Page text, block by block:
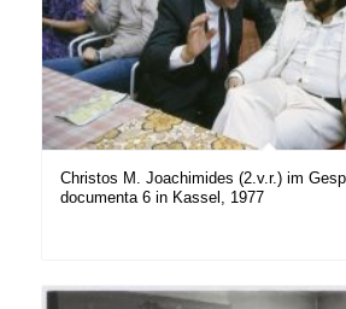
Christos M. Joachimides (2.v.r.) im
documenta 6 in Kassel, 1977